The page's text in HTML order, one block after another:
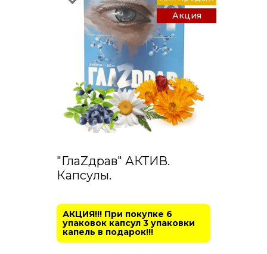
Акция
"ГлаZдрав" АКТИВ.
Капсулы.
АКЦИЯ!!! При покупке 6
упаковок капсул 3 упаковки
капель в подарок!!!